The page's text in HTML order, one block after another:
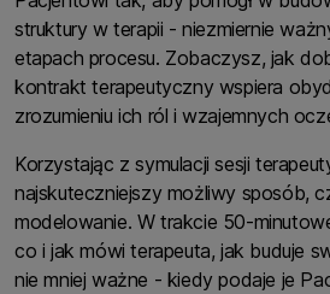
struktury w terapii - niezmiernie
etapach procesu. Zobaczysz, jak
kontrakt terapeutyczny wspiera
zrozumieniu ich ról i wzajemnych
Korzystając z symulacji sesji
najskuteczniejszy możliwy sposób,
modelowanie. W trakcie 50-
co i jak mówi terapeuta, jak buduje
nie mniej ważne - kiedy podaje je